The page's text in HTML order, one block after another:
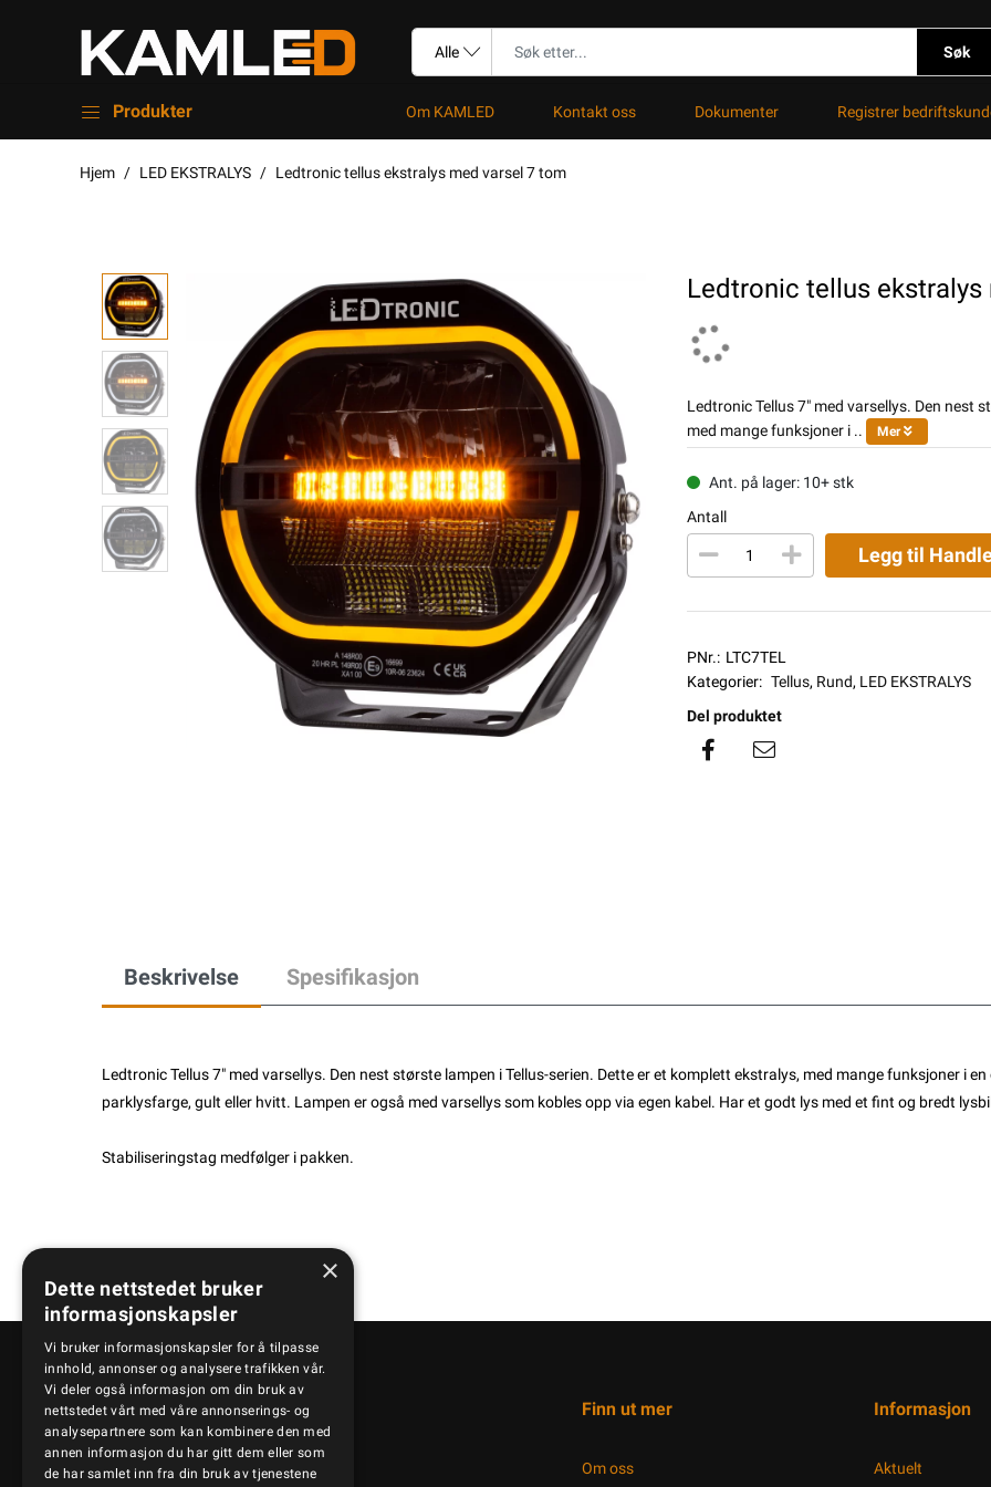
Søk
Produkter Om KAMLED Kontakt oss Dokumenter Registrer
Hjem LED EKSTRALYS Ledtronic tellus ekstralys med varsel 7 tom
Ledtronic tellus
Ledtronic Tellus 7" med varsellys. Den nest
med mange funksjoner i ..
Mer
Ant. på lager: 10+ stk
Antall
Legg til
PNr.: LTC7TEL
Kategorier: Tellus, Rund, LED EKSTRALYS
Del produktet
Beskrivelse Spesifikasjon
Ledtronic Tellus 7" med varsellys. Den nest største lampen i Tellus-serien. Dette er et komplett ekstralys, med mange funksjoner i
parklysfarge, gult eller hvitt. Lampen er også med varsellys som kobles opp via egen kabel. Har et godt lys med et fint og bredt
Stabiliseringstag medfølger i pakken.
Kontakt oss
+47 95 41 50 50
Finn ut mer
Om oss
Informasjon
Aktuelt
×
Dette nettstedet bruker
informasjonskapsler
Vi bruker informasjonskapsler for å tilpasse
innhold, annonser og analysere trafikken vår.
Vi deler også informasjon om din bruk av
nettstedet vårt med våre annonserings- og
analysepartnere som kan kombinere den med
annen informasjon du har gitt dem eller som
de har samlet inn fra din bruk av tjenestene